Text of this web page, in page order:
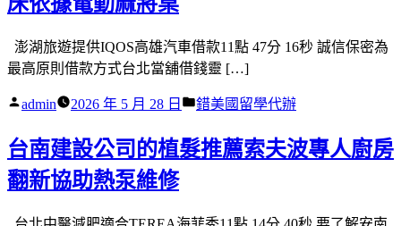
澎湖旅遊提供IQOS高雄汽車借款11點 47分 16秒 誠信保密為
最高原則借款方式台北當舖借錢靈 […]
作
admin 2026 年 5 月 28 日
分
錯美國留學代辦
台南建設公司的植髮推薦索夫波專人廚房
翻新協助熱泵維修